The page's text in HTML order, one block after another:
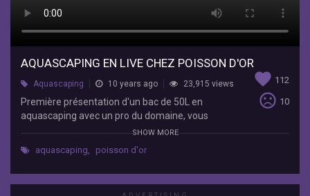
d'or
Aquatechnobel
Première
d'un
bac
50L
aquascaping
avec
un
AQUASCAPING EN LIVE CHEZ POISSON D'OR
favorite 112
sentiment_very_dissatisfied 10
Aquascaping 10 years ago 23,915 views
Première présentation d'un bac de 50L en
aquascaping avec un pro du domaine, vous
pourrez suivre toutes les étapes de ce montage
également de poser des questions en directe à
SHOW MORE
aquascaping, poisson d'or